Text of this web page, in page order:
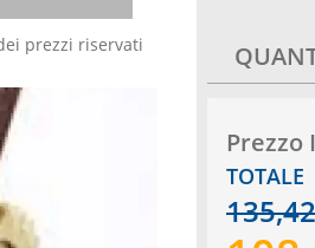
prezzi riservati
Prezzo
TOTALE
135,42